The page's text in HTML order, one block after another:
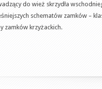
do wież skrzydła
schematów zamków –
zamków krzyżackich.